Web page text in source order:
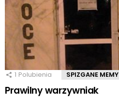
1 Polubienia SPIZGANE MEMY
Prawilny warzywniak